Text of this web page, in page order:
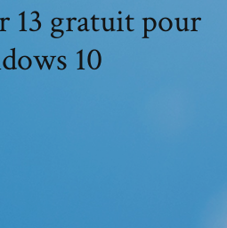
13 gratuit pour
10